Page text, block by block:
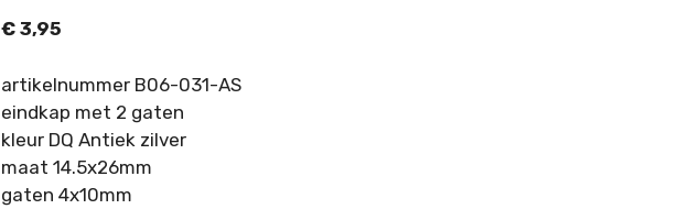
€3,95
artikelnummer B06-031-AS
eindkap met 2 gaten
kleur DQ Antiek zilver
maat 14.5x26mm
gaten 4x10mm